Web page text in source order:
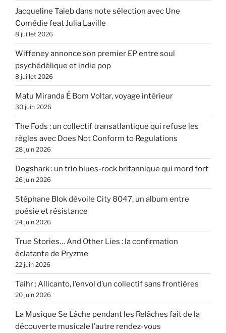
Jacqueline Taieb dans note sélection avec Une
Comédie feat Julia Laville
8 juillet 2026
Wiffeney annonce son premier EP entre soul
psychédélique et indie pop
8 juillet 2026
Matu Miranda É Bom Voltar, voyage intérieur
30 juin 2026
The Fods : un collectif transatlantique qui refuse les
règles avec Does Not Conform to Regulations
28 juin 2026
Dogshark : un trio blues-rock britannique qui mord fort
26 juin 2026
Stéphane Blok dévoile City 8047, un album entre
poésie et résistance
24 juin 2026
True Stories… And Other Lies : la confirmation
éclatante de Pryzme
22 juin 2026
Taihr : Allicanto, l’envol d’un collectif sans frontières
20 juin 2026
La Musique Se Lâche pendant les Relâches fait de la
découverte musicale l’autre rendez-vous